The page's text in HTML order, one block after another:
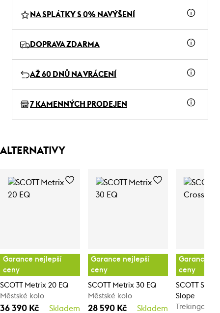
NA SPLÁTKY S 0% NAVÝŠENÍ
DOPRAVA ZDARMA
AŽ 60 DNŮ NA VRÁCENÍ
7 KAMENNÝCH PRODEJEN
ALTERNATIVY
Garance nejlepší
ceny
SCOTT Metrix 20 EQ
Městské kolo
36 390 Kč Skladem
Garance nejlepší
ceny
SCOTT Metrix 30 EQ
Městské kolo
28 590 Kč Skladem
Garance
ceny
SCOTT Sub
Slope
Trekingové